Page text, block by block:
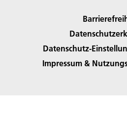
Datenschutz-
Impressum &